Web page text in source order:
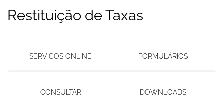
Restituição de Taxas
SERVIÇOS ONLINE FORMULÁRIOS
CONSULTAR DOWNLOADS